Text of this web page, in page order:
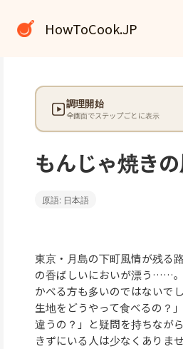
HowToCook.JP
調理開始
全画面でステップごとに表示
もんじゃ焼き
原語: 日本語
東京・月島の下町風情が残る
の香ばしいにおいが漂う……
かべる方も多いのではないで
生地をどうやって食べるの？
違うの？」と疑問を持ちなが
きずにいる人は少なくありませ